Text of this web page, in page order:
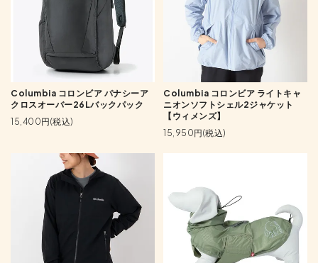
Columbia コロンビア パナシーア
クロスオーバー26Lバックパック
15,400円(税込)
Columbia コロンビア ライトキャ
ニオンソフトシェル2ジャケット
【ウィメンズ】
15,950円(税込)